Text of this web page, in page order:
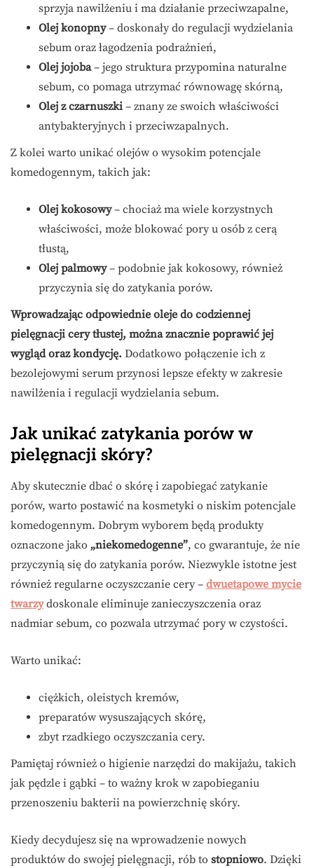
sprzyja nawilżeniu i ma działanie przeciwzapalne,
Olej konopny– doskonały do regulacji wydzielania
sebum oraz łagodzenia podrażnień,
Olej jojoba– jego struktura przypomina naturalne
sebum, co pomaga utrzymać równowagę skórną,
Olej z czarnuszki – znany ze swoich właściwości
antybakteryjnych i przeciwzapalnych.
Z kolei warto unikać olejów o wysokim potencjale
komedogennym, takich jak:
Olej kokosowy– chociaż ma wiele korzystnych
właściwości, może blokować pory u osób z cerą
tłustą,
Olej palmowy– podobnie jak kokosowy, również
przyczynia się do zatykania porów.
Wprowadzając odpowiednie oleje do codziennej
pielęgnacji cery tłustej, można znacznie poprawić jej
wygląd oraz kondycję. Dodatkowo połączenie ich z
bezolejowymi serum przynosi lepsze efekty w zakresie
nawilżenia i regulacji wydzielania sebum.
Jak unikać zatykania porów w
pielęgnacji skóry?
Aby skutecznie dbać o skórę i zapobiegać zatykanie
porów, warto postawić na kosmetyki o niskim potencjale
komedogennym. Dobrym wyborem będą produkty
oznaczone jako „niekomedogenne”, co gwarantuje, że nie
przyczynią się do zatykania porów. Niezwykle istotne jest
również regularne oczyszczanie cery – dwuetapowe mycie
twarzydoskonale eliminuje zanieczyszczenia oraz
nadmiar sebum, co pozwala utrzymać pory w czystości.
Warto unikać:
ciężkich, oleistych kremów,
preparatów wysuszających skórę,
zbyt rzadkiego oczyszczania cery.
Pamiętaj również o higienie narzędzi do makijażu, takich
jak pędzle i gąbki – to ważny krok w zapobieganiu
przenoszeniu bakterii na powierzchnię skóry.
Kiedy decydujesz się na wprowadzenie nowych
produktów do swojej pielęgnacji, rób to stopniowo. Dzięki